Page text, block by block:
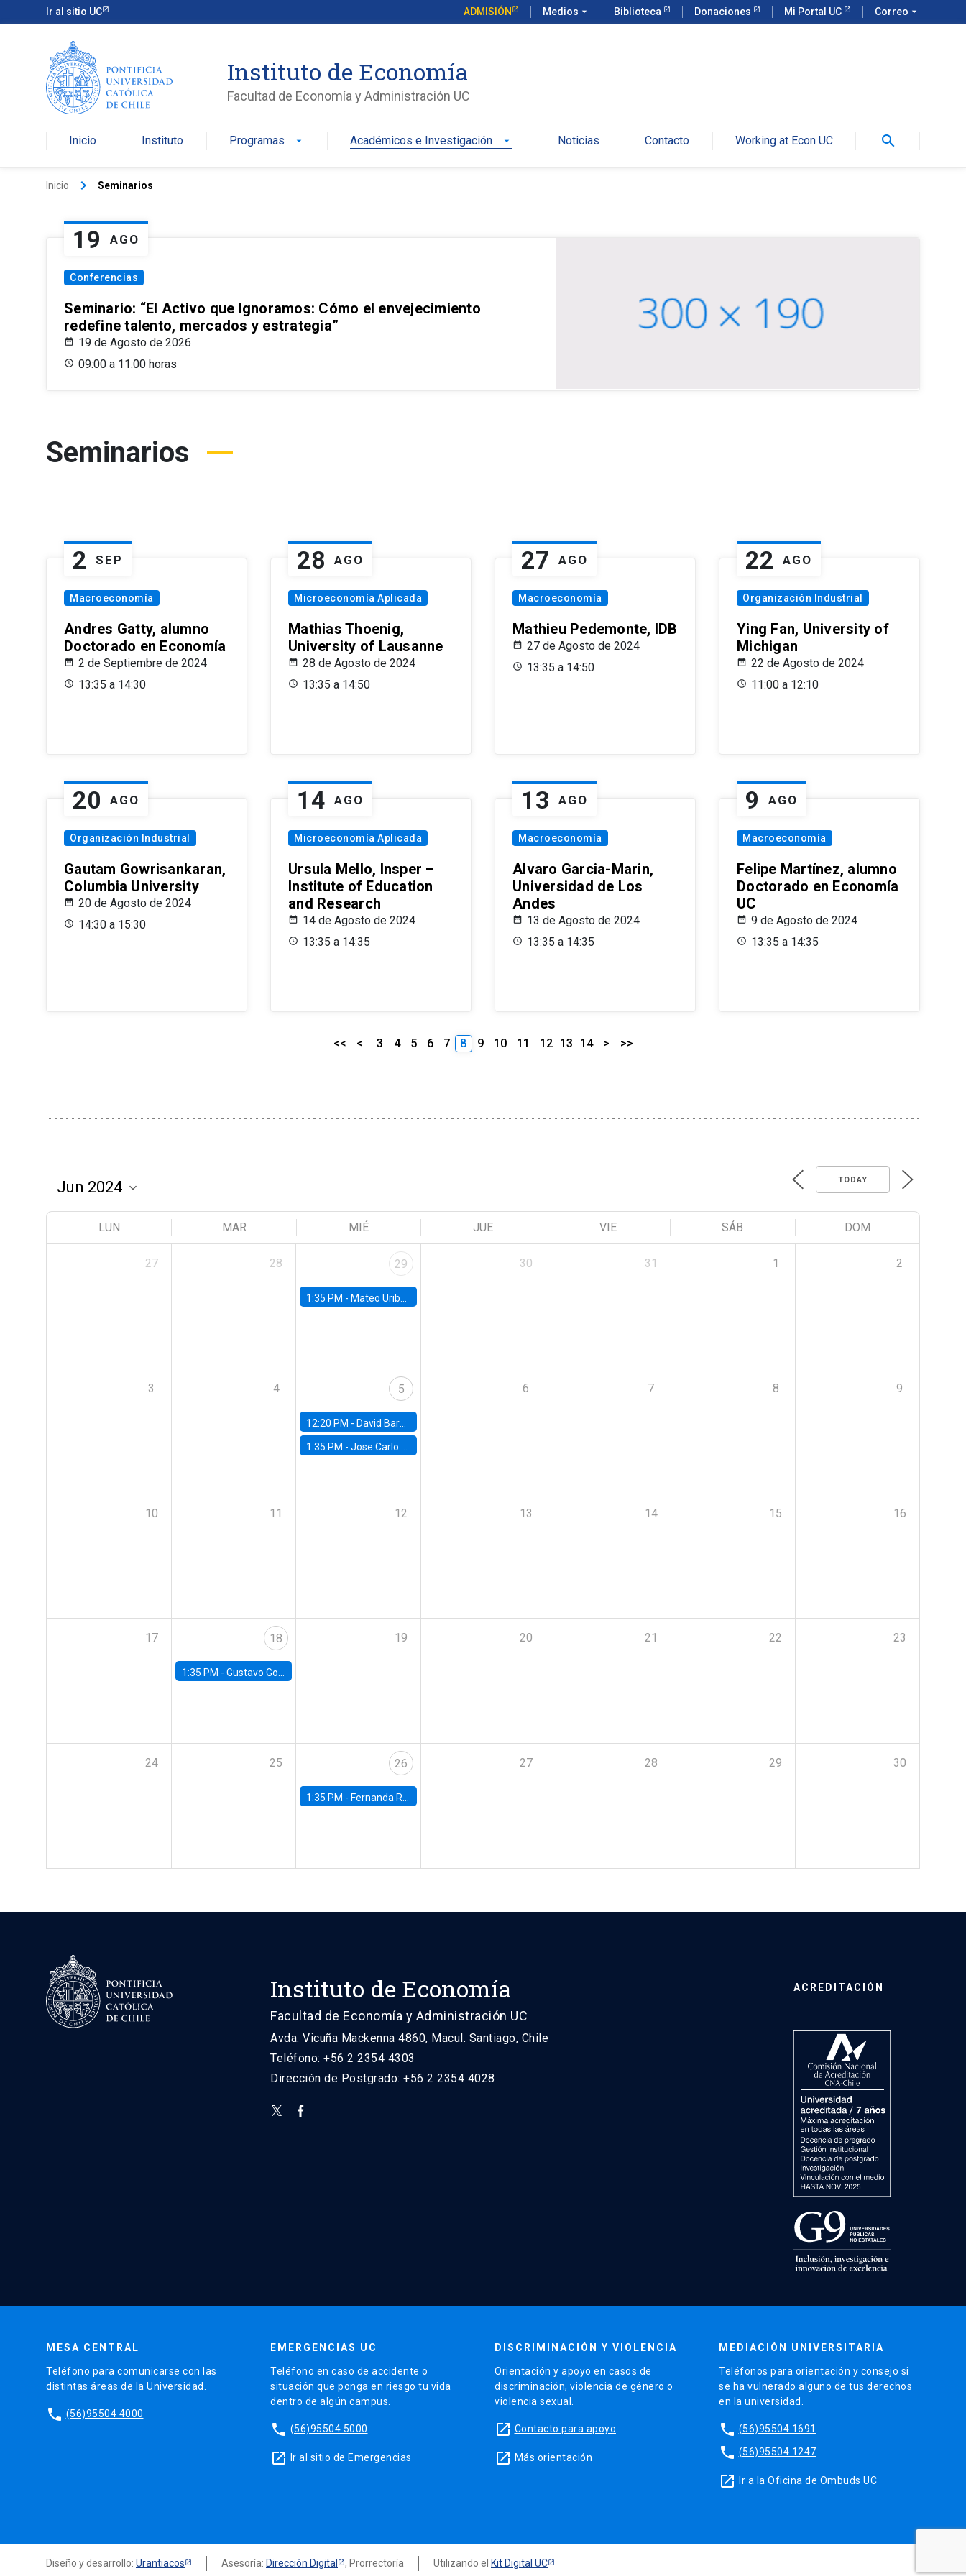
Ir al sitio UC ADMISIÓN Medios arrow_drop_down Biblioteca Donaciones Mi Portal UC Correo arrow_drop_down
Instituto de Economía
Facultad de Economía y Administración UC
Inicio Instituto Programas arrow_drop_down Académicos e Investigación arrow_drop_down Noticias Contacto Working at Econ UC search
Inicio keyboard_arrow_right Seminarios
19 AGO
Conferencias
Seminario: “El Activo que Ignoramos: Cómo el envejecimiento
redefine talento, mercados y estrategia”
19 de Agosto de 2026
09:00 a 11:00 horas
Seminarios
2 SEP
Macroeconomía
Andres Gatty, alumno
Doctorado en Economía
2 de Septiembre de 2024
13:35 a 14:30
28 AGO
Microeconomía Aplicada
Mathias Thoenig,
University of Lausanne
28 de Agosto de 2024
13:35 a 14:50
27 AGO
Macroeconomía
Mathieu Pedemonte, IDB
27 de Agosto de 2024
13:35 a 14:50
22 AGO
Organización Industrial
Ying Fan, University of
Michigan
22 de Agosto de 2024
11:00 a 12:10
20 AGO
Organización Industrial
Gautam Gowrisankaran,
Columbia University
20 de Agosto de 2024
14:30 a 15:30
14 AGO
Microeconomía Aplicada
Ursula Mello, Insper –
Institute of Education
and Research
14 de Agosto de 2024
13:35 a 14:35
13 AGO
Macroeconomía
Alvaro Garcia-Marin,
Universidad de Los
Andes
13 de Agosto de 2024
13:35 a 14:35
9 AGO
Macroeconomía
Felipe Martínez, alumno
Doctorado en Economía
UC
9 de Agosto de 2024
13:35 a 14:35
<< < 3 4 5 6 7 8 9 10 11 12 13 14 > >>
TODAY
LUN MAR MIÉ JUE VIE SÁB DOM
27 28 29
1:35 PM - Mateo Uribe-Castro, Universidad de los Andes (Colombia)
30 31 1 2
3 4 5
12:20 PM - David Bardey, Universidad de los Andes - CEDE
1:35 PM -Jose Carlo Bermudez, UC (ME) & World Bank
6 7 8 9
10 11 12 13 14 15 16
17 18
1:35 PM - Gustavo González, Banco Central de Chile
19 20 21 22 23
24 25 26
1:35 PM - Fernanda Rojas Ampuero, University of Wisconsin-Madison
27 28 29 30
Instituto de Economía
Facultad de Economía y Administración UC
Avda. Vicuña Mackenna 4860, Macul. Santiago, Chile
Teléfono: +56 2 2354 4303
Dirección de Postgrado: +56 2 2354 4028
ACREDITACIÓN
MESA CENTRAL
Teléfono para comunicarse con las
distintas áreas de la Universidad.
phone (56)95504 4000
EMERGENCIAS UC
Teléfono en caso de accidente o
situación que ponga en riesgo tu vida
dentro de algún campus.
phone (56)95504 5000
launch Ir al sitio de Emergencias
DISCRIMINACIÓN Y VIOLENCIA
Orientación y apoyo en casos de
discriminación, violencia de género o
violencia sexual.
launch Contacto para apoyo
launch Más orientación
MEDIACIÓN UNIVERSITARIA
Teléfonos para orientación y consejo si
se ha vulnerado alguno de tus derechos
en la universidad.
phone (56)95504 1691
phone (56)95504 1247
launch Ir a la Oficina de Ombuds UC
Diseño y desarrollo: Urantiacos Asesoría: Dirección Digital , Prorrectoría Utilizando el Kit Digital UC